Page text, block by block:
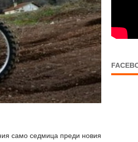
само седмица преди новия